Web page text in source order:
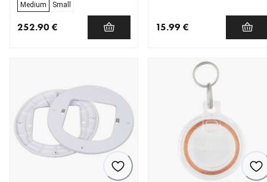
Medium Small
252.90 € 15.99 €